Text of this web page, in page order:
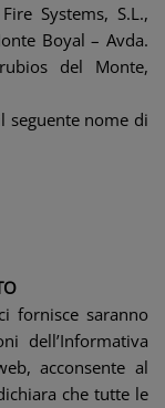
Systems, S.L.,
Boyal – Avda.
del Monte,
seguente nome di
fornisce saranno
dell’Informativa
acconsente al
che tutte le